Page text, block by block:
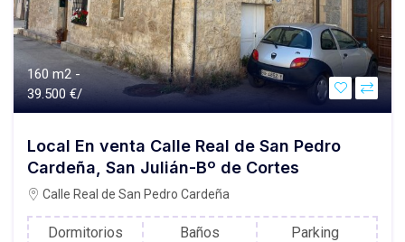
160 m2 -
39.500 €/
Local En venta Calle Real de San Pedro
Cardeña, San Julián-Bº de Cortes
Calle Real de San Pedro Cardeña
Dormitorios
Baños
Parking